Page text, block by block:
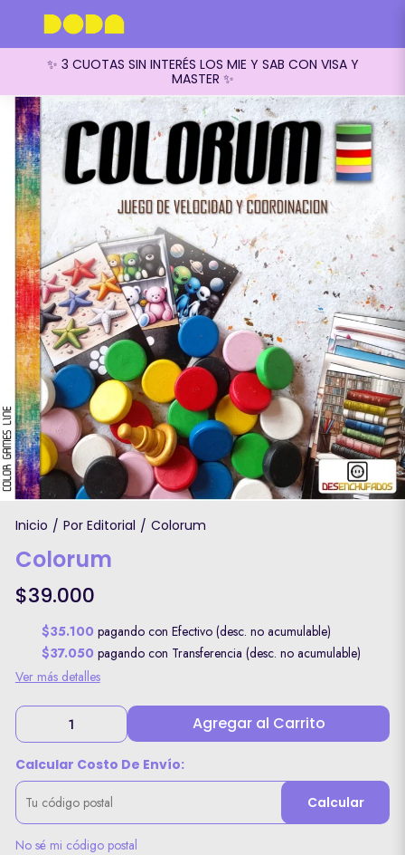
✨ 3 CUOTAS SIN INTERÉS LOS MIE Y SAB CON VISA Y
MASTER ✨
Inicio / Por Editorial / Colorum
Colorum
$39.000
$35.100 pagando con Efectivo (desc. no acumulable)
$37.050 pagando con Transferencia (desc. no acumulable)
Ver más detalles
Agregar al Carrito
Calcular Costo De Envío:
Calcular
No sé mi código postal